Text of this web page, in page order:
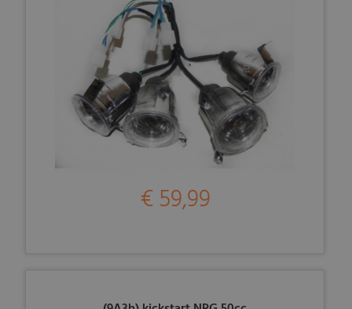
€ 59,99